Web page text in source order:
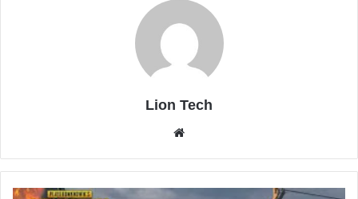
Lion Tech